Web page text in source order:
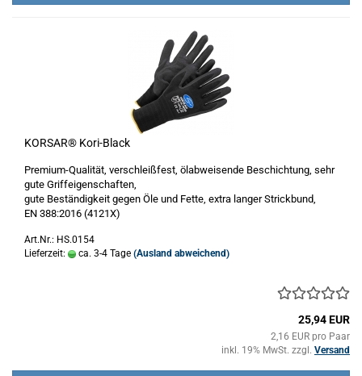
KORSAR® Kori-Black
Premium-Qualität, verschleißfest, ölabweisende Beschichtung, sehr
gute Griffeigenschaften,
gute Beständigkeit gegen Öle und Fette, extra langer Strickbund,
EN 388:2016 (4121X)
Art.Nr.: HS.0154
Lieferzeit:
ca. 3-4 Tage (Ausland abweichend)
25,94 EUR
2,16 EUR pro Paar
inkl. 19% MwSt. zzgl. Versand